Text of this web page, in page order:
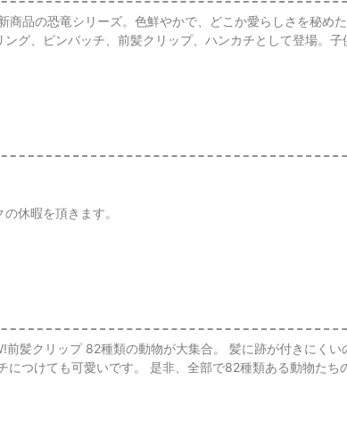
品の恐竜シリーズ。色鮮やかで、どこか愛らしさを秘め
グ、ピンバッチ、前髪クリップ、ハンカチとして登場。子
休暇を頂きます。
髪クリップ 82種類の動物が大集合。 髪に跡が付きにくい
つけても可愛いです。 是非、全部で82種類ある動物たち